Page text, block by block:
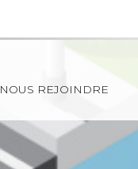
NOUS REJOINDRE